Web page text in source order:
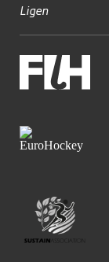
Ligen